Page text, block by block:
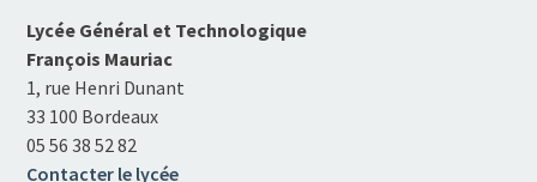
Lycée Général et Technologique
François Mauriac
1, rue Henri Dunant
33 100 Bordeaux
05 56 38 52 82
Contacter le lycée